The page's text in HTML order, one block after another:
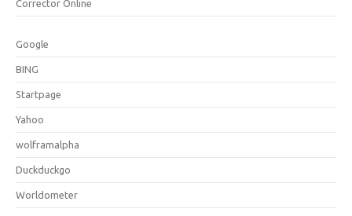
Corrector Online
Google
BING
Startpage
Yahoo
wolframalpha
Duckduckgo
Worldometer